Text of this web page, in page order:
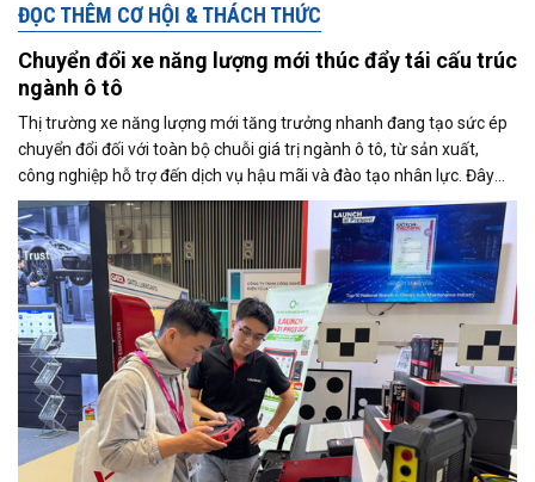
ĐỌC THÊM CƠ HỘI & THÁCH THỨC
Chuyển đổi xe năng lượng mới thúc đẩy tái cấu trúc
ngành ô tô
Thị trường xe năng lượng mới tăng trưởng nhanh đang tạo sức ép
chuyển đổi đối với toàn bộ chuỗi giá trị ngành ô tô, từ sản xuất,
công nghiệp hỗ trợ đến dịch vụ hậu mãi và đào tạo nhân lực. Đây
cũng là trọng tâm được các doanh nghiệp và chuyên gia trao đổi tại
Triển lãm Automechanika Ho Chi Minh City 2026.